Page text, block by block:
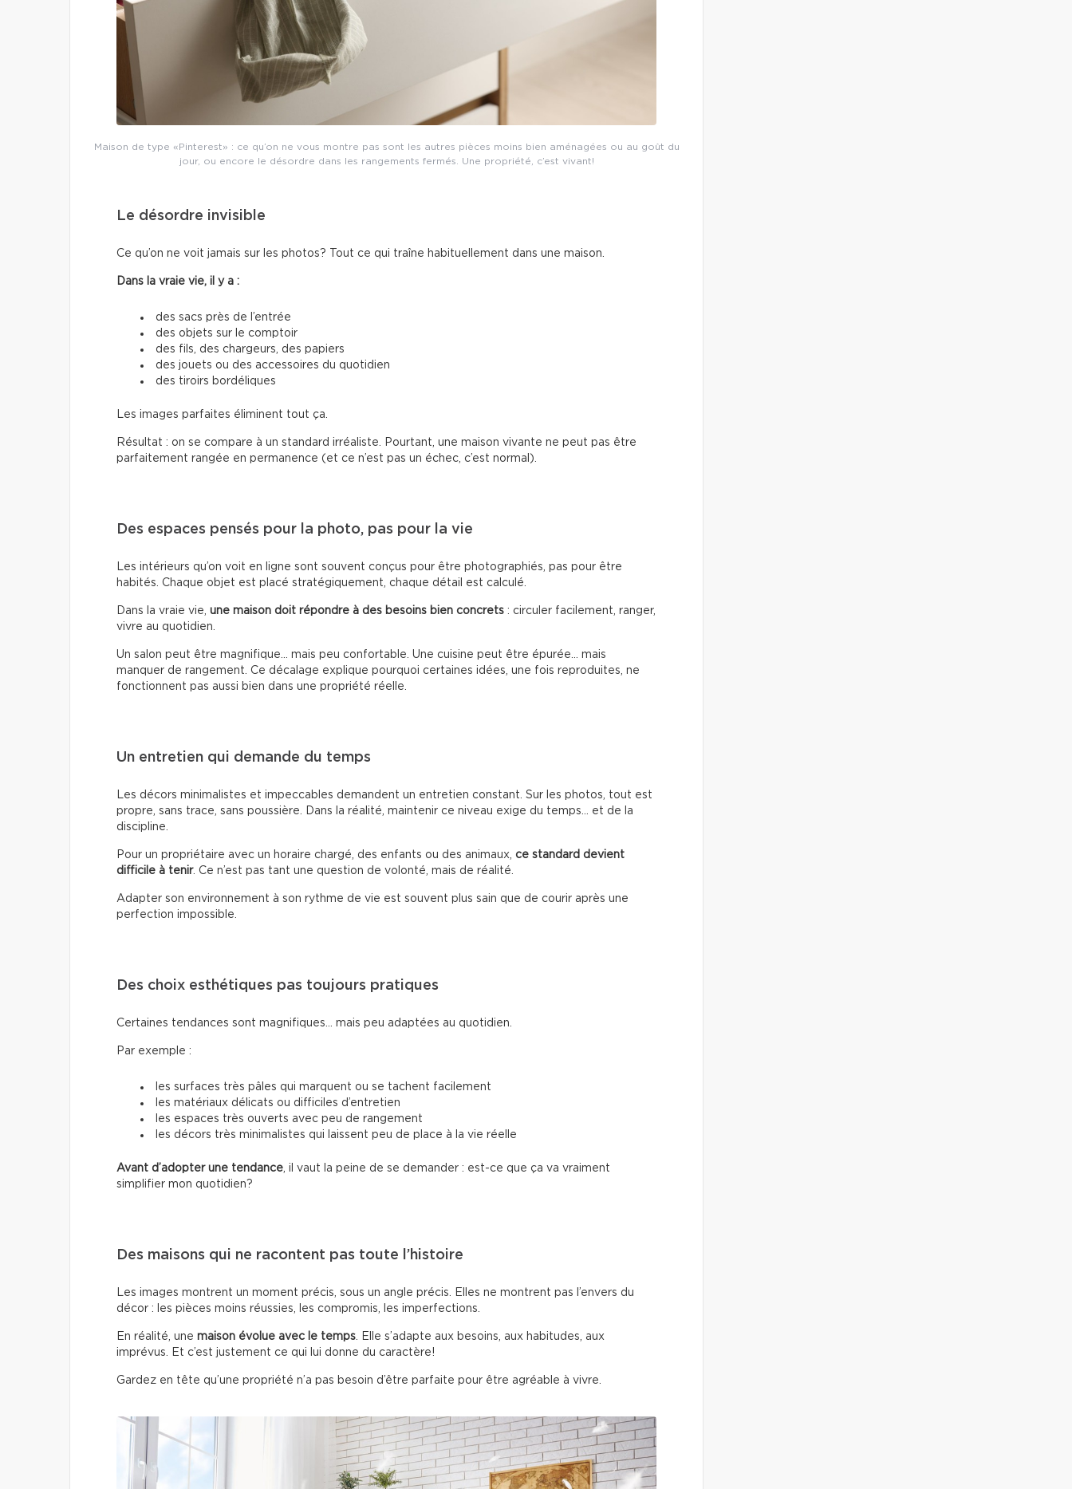
Maison de type «Pinterest» : ce qu’on ne vous montre pas sont les autres pièces moins bien aménagées ou au goût du
jour, ou encore le désordre dans les rangements fermés. Une propriété, c’est vivant!
Le désordre invisible
Ce qu’on ne voit jamais sur les photos? Tout ce qui traîne habituellement dans une maison.
Dans la vraie vie, il y a :
des sacs près de l’entrée
des objets sur le comptoir
des fils, des chargeurs, des papiers
des jouets ou des accessoires du quotidien
des tiroirs bordéliques
Les images parfaites éliminent tout ça.
Résultat : on se compare à un standard irréaliste. Pourtant, une maison vivante ne peut pas être
parfaitement rangée en permanence (et ce n’est pas un échec, c’est normal).
Des espaces pensés pour la photo, pas pour la vie
Les intérieurs qu’on voit en ligne sont souvent conçus pour être photographiés, pas pour être
habités. Chaque objet est placé stratégiquement, chaque détail est calculé.
Dans la vraie vie, une maison doit répondre à des besoins bien concrets : circuler facilement, ranger,
vivre au quotidien.
Un salon peut être magnifique… mais peu confortable. Une cuisine peut être épurée… mais
manquer de rangement. Ce décalage explique pourquoi certaines idées, une fois reproduites, ne
fonctionnent pas aussi bien dans une propriété réelle.
Un entretien qui demande du temps
Les décors minimalistes et impeccables demandent un entretien constant. Sur les photos, tout est
propre, sans trace, sans poussière. Dans la réalité, maintenir ce niveau exige du temps… et de la
discipline.
Pour un propriétaire avec un horaire chargé, des enfants ou des animaux, ce standard devient
difficile à tenir. Ce n’est pas tant une question de volonté, mais de réalité.
Adapter son environnement à son rythme de vie est souvent plus sain que de courir après une
perfection impossible.
Des choix esthétiques pas toujours pratiques
Certaines tendances sont magnifiques… mais peu adaptées au quotidien.
Par exemple :
les surfaces très pâles qui marquent ou se tachent facilement
les matériaux délicats ou difficiles d’entretien
les espaces très ouverts avec peu de rangement
les décors très minimalistes qui laissent peu de place à la vie réelle
Avant d’adopter une tendance, il vaut la peine de se demander : est-ce que ça va vraiment
simplifier mon quotidien?
Des maisons qui ne racontent pas toute l’histoire
Les images montrent un moment précis, sous un angle précis. Elles ne montrent pas l’envers du
décor : les pièces moins réussies, les compromis, les imperfections.
En réalité, une maison évolue avec le temps. Elle s’adapte aux besoins, aux habitudes, aux
imprévus. Et c’est justement ce qui lui donne du caractère!
Gardez en tête qu’une propriété n’a pas besoin d’être parfaite pour être agréable à vivre.